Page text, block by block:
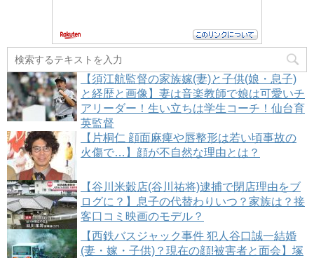
【須江航監督の家族嫁(妻)と子供(娘・息子)
と経歴と画像】妻は音楽教師で娘は可愛いチ
アリーダー！生い立ちは学生コーチ！仙台育
英監督
【片桐仁 顔面麻痺や唇整形は若い頃事故の
火傷で…】顔が不自然な理由とは？
【谷川米穀店(谷川祐将)逮捕で閉店理由をブ
ログに？】息子の代替わりいつ？家族は？接
客口コミ映画のモデル？
【西鉄バスジャック事件 犯人谷口誠一結婚
(妻・嫁・子供)？現在の顔!被害者と面会】塚